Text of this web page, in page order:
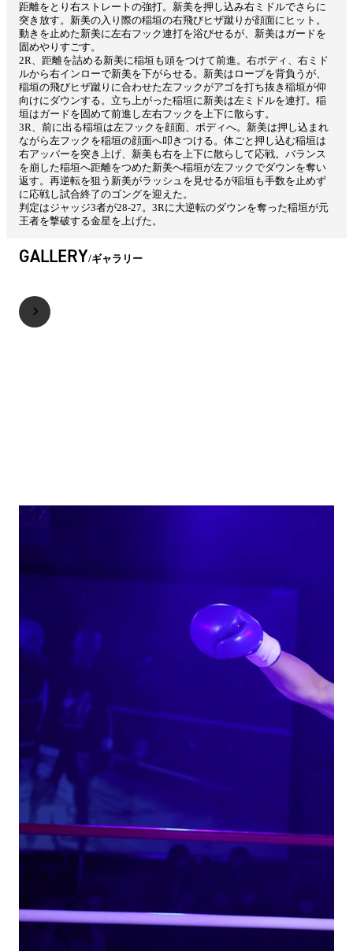
距離をとり右ストレートの強打。新美を押し込み右ミドルでさらに
突き放す。新美の入り際の稲垣の右飛びヒザ蹴りが顔面にヒット。
動きを止めた新美に左右フック連打を浴びせるが、新美はガードを
固めやりすごす。
2R、距離を詰める新美に稲垣も頭をつけて前進。右ボディ、右ミド
ルから右インローで新美を下がらせる。新美はロープを背負うが、
稲垣の飛びヒザ蹴りに合わせた左フックがアゴを打ち抜き稲垣が仰
向けにダウンする。立ち上がった稲垣に新美は左ミドルを連打。稲
垣はガードを固めて前進し左右フックを上下に散らす。
3R、前に出る稲垣は左フックを顔面、ボディへ。新美は押し込まれ
ながら左フックを稲垣の顔面へ叩きつける。体ごと押し込む稲垣は
右アッパーを突き上げ、新美も右を上下に散らして応戦。バランス
を崩した稲垣へ距離をつめた新美へ稲垣が左フックでダウンを奪い
返す。再逆転を狙う新美がラッシュを見せるが稲垣も手数を止めず
に応戦し試合終了のゴングを迎えた。
判定はジャッジ3者が28-27。3Rに大逆転のダウンを奪った稲垣が元
王者を撃破する金星を上げた。
GALLERY ギャラリー